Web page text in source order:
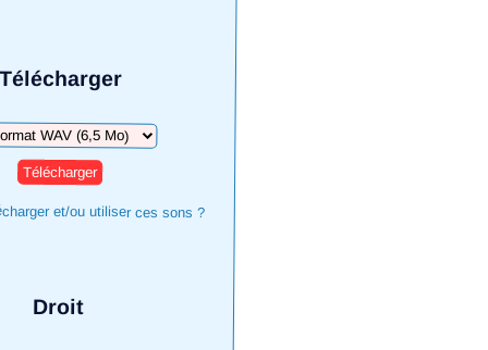
Télécharger
et/ou utiliser ces sons ?
Droit